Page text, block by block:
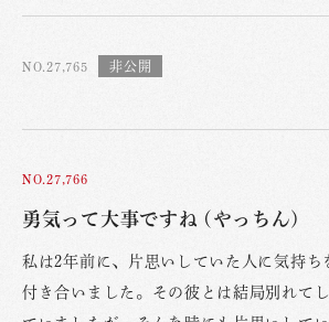
NO.27,765
NO.27,766
勇気って大事ですね (やっちん)
私は2年前に、片思いしていた人に気持ち
付き合いました。その彼とは結局別れて